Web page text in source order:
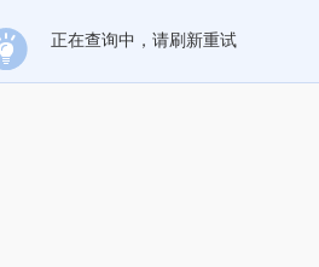
正在查询中，请刷新重试